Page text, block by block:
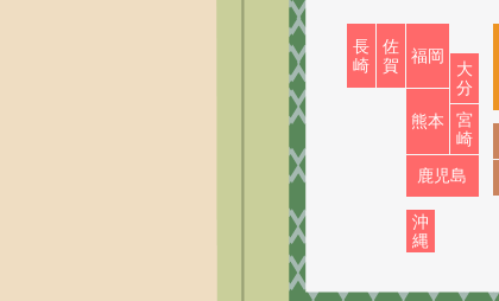
福岡
佐
賀
長
崎
熊本
大
分
宮
崎
鹿児島
沖
縄